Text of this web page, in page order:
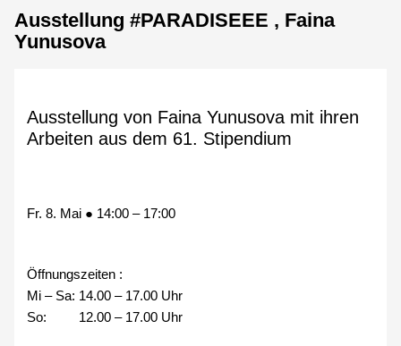
Ausstellung #PARADISEEE , Faina
Yunusova
Ausstellung von Faina Yunusova mit ihren
Arbeiten aus dem 61. Stipendium
Fr. 8. Mai ● 14:00– 17:00
Öffnungszeiten :
Mi – Sa: 14.00 – 17.00 Uhr
So: 12.00 – 17.00 Uhr